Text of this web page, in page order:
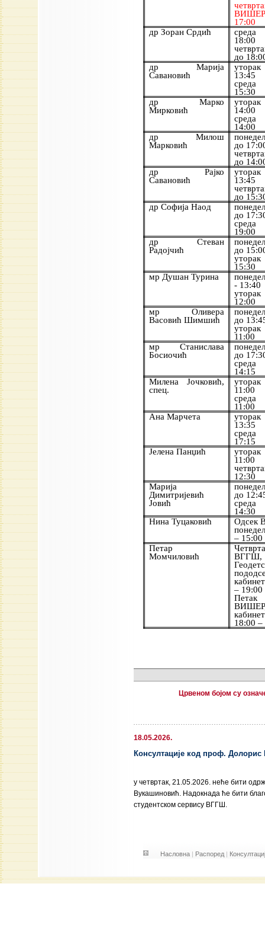
17:00
др Зоран Срдић
среда
18:00
до
др Марија
Савановић
13:45
среда
15:30
др Марко
Мирковић
14:00
14:00
др Милош
Марковић
до
до
др Рајко
Савановић
13:45
до
др Софија Наод
до
среда
19:00
др Стеван
Радојчић
до
15:30
мр Душан Турина
-
12:00
мр Оливера
Васовић Шимшић
до
11:00
мр Станислава
Босиочић
до
среда
14:15
Милена Јочковић,
спец.
11:00
среда
11:00
Ана Марчета
13:35
среда
17:15
Јелена Панџић
11:00
12:30
Марија
Димитријевић
Јовић
до
среда
14:30
Нина Туцаковић
Одсек
– 15:00
Петар
Момчиловић
ВГГШ,
– 19:00
ВИШЕР,
18:00 –
Црвеном бојом су
18.05.2026.
Консултације код проф.
у четвртак, 21.05.2026. неће бити
Вукашиновић. Надокнада ће бити
студентском сервису ВГГШ.
Насловна| Распоред|